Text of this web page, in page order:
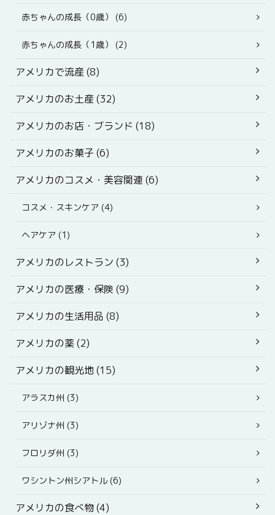
赤ちゃんの成長（0歳） (6)
赤ちゃんの成長（1歳） (2)
アメリカで流産 (8)
アメリカのお土産 (32)
アメリカのお店・ブランド (18)
アメリカのお菓子 (6)
アメリカのコスメ・美容関連 (6)
コスメ・スキンケア (4)
ヘアケア (1)
アメリカのレストラン (3)
アメリカの医療・保険 (9)
アメリカの生活用品 (8)
アメリカの薬 (2)
アメリカの観光地 (15)
アラスカ州 (3)
アリゾナ州 (3)
フロリダ州 (3)
ワシントン州シアトル (6)
アメリカの食べ物 (4)